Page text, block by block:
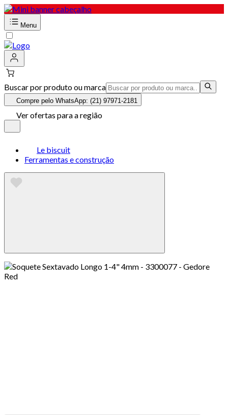
Menu
Buscar por produto ou marca
Compre pelo WhatsApp: (21) 97971-2181
Ver ofertas para a região
Le biscuit
Ferramentas e construção